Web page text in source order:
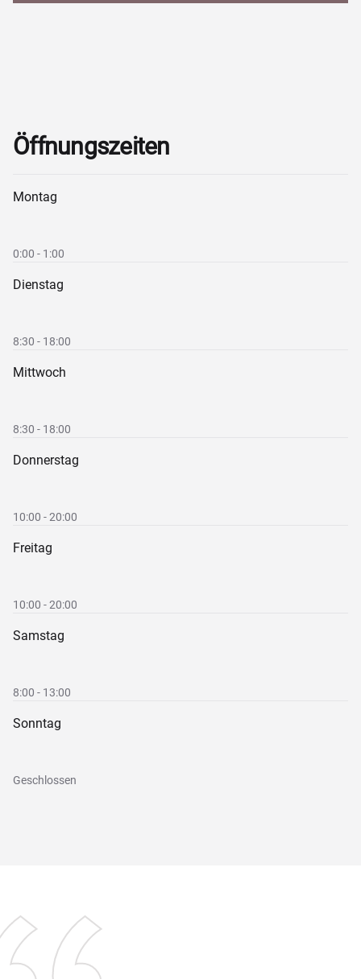
Öffnungszeiten
Montag
0:00 - 1:00
Dienstag
8:30 - 18:00
Mittwoch
8:30 - 18:00
Donnerstag
10:00 - 20:00
Freitag
10:00 - 20:00
Samstag
8:00 - 13:00
Sonntag
Geschlossen